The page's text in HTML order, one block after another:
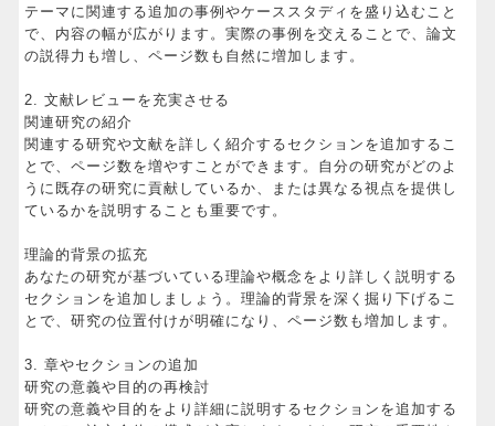
テーマに関連する追加の事例やケーススタディを盛り込むこと
で、内容の幅が広がります。実際の事例を交えることで、論文
の説得力も増し、ページ数も自然に増加します。
2. 文献レビューを充実させる
関連研究の紹介
関連する研究や文献を詳しく紹介するセクションを追加するこ
とで、ページ数を増やすことができます。自分の研究がどのよ
うに既存の研究に貢献しているか、または異なる視点を提供し
ているかを説明することも重要です。
理論的背景の拡充
あなたの研究が基づいている理論や概念をより詳しく説明する
セクションを追加しましょう。理論的背景を深く掘り下げるこ
とで、研究の位置付けが明確になり、ページ数も増加します。
3. 章やセクションの追加
研究の意義や目的の再検討
研究の意義や目的をより詳細に説明するセクションを追加する